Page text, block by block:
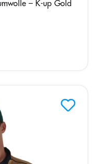
– K-up Gold